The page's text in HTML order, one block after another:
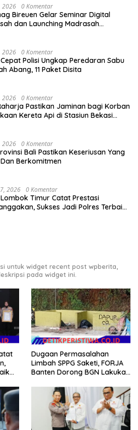
2026 0 Komentar
Bireuen Gelar Seminar Digital
dan Launching Madrasah
2026 0 Komentar
Polisi Ungkap Peredaran Sabu
Abang, 11 Paket Disita
2026 0 Komentar
Pastikan Jaminan bagi Korban
Kereta Api di Stasiun Bekasi
2026 0 Komentar
Bali Pastikan Keseriusan Yang
Berkomitmen
2026 0 Komentar
Timur Catat Prestasi
Sukses Jadi Polres Terbaik
untuk widget recent post wpberita,
pada widget ini.
Dugaan Permasalahan
Limbah SPPG Saketi, FORJA
Banten Dorong BGN Lakukan